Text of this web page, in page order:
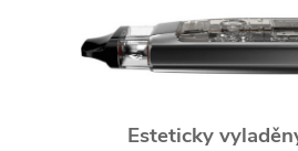
Esteticky